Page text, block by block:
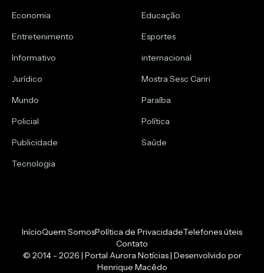
Economia
Educação
Entretenimento
Esportes
Informativo
internacional
Jurídico
Mostra Sesc Cariri
Mundo
Paraíba
Policial
Política
Publicidade
Saúde
Tecnologia
© 2014 - 2026 | Portal Aurora Notícias | Desenvolvido por
Henrique Macêdo
InícioQuem SomosPolítica de PrivacidadeTelefones úteis
Contato